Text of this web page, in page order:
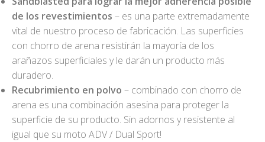
de los revestimientos – es una parte extremadamente
vital de nuestro proceso de fabricación. Las superficies
con chorro de arena resistirán la mayoría de los
arañazos superficiales y le darán un producto más
duradero.
Recubrimiento en polvo – combinado con chorro de
arena es una combinación asesina para proteger la
superficie de su producto. Sin adornos y resistente al
igual que su moto ADV / Dual Sport!